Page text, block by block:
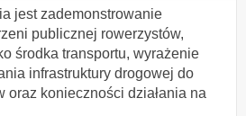
jest zademonstrowanie
publicznej rowerzystów,
środka transportu, wyrażenie
infrastruktury drogowej do
oraz konieczności działania na